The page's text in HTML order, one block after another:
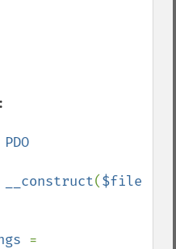
__construct(